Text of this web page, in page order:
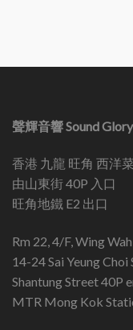
聲輝音響 Sound Glory
香港 九龍 旺角 西洋
由山東街 40P 入口
旺角地鐵 E2 出口
Rm 22, 4/F, Wing
14-24 Sai Yeung
Shantung Street 40P
MTR Mong Kok